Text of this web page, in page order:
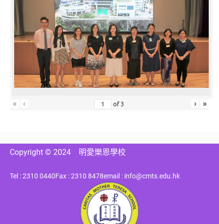
« ‹ of3 › »
Copyright © 2024 明愛樂恩學校
Tel : 2310 0440Fax : 2310 8478email : info@cmts.edu.hk